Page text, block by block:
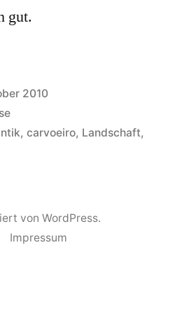
gut.
2010
, carvoeiro, Landschaft,
von WordPress.
Impressum